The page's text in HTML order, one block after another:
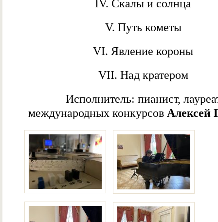
IV. Скалы и солнца
V. Путь кометы
VI. Явление короны
VII. Над кратером
Исполнитель: пианист,
международных конкурсов Алексей